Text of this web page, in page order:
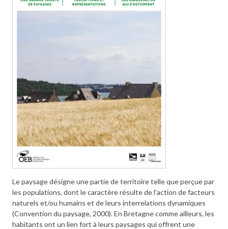
Le paysage désigne une partie de territoire telle que perçue par
les populations, dont le caractère résulte de l’action de facteurs
naturels et/ou humains et de leurs interrelations dynamiques
(Convention du paysage, 2000). En Bretagne comme ailleurs, les
habitants ont un lien fort à leurs paysages qui offrent une